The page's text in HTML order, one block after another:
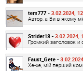
tem777 - 3.02.2024,
Автор, а Ви в якому
Strider18 - 3.02.2024,
Громкий заголовок
Faust_Gete -
Хе-хе, мій перший